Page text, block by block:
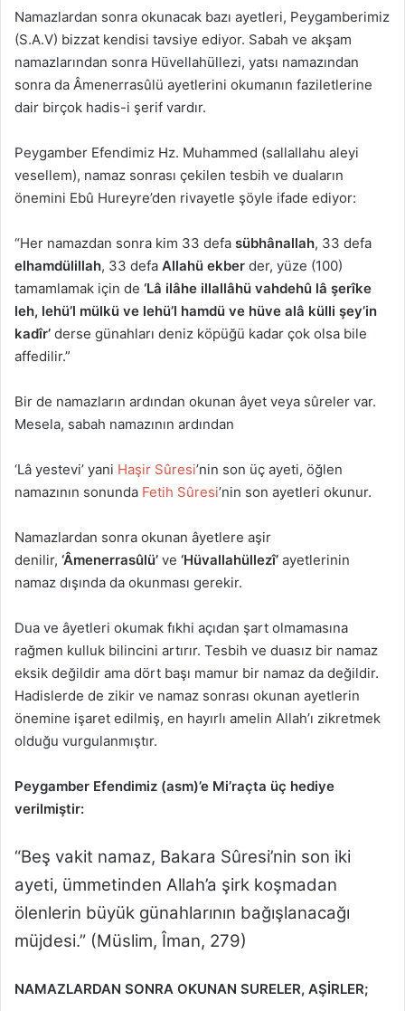
Namazlardan sonra okunacak bazı ayetleri, Peygamberimiz
(S.A.V) bizzat kendisi tavsiye ediyor. Sabah ve akşam
namazlarından sonra Hüvellahüllezi, yatsı namazından
sonra da Âmenerrasûlü ayetlerini okumanın faziletlerine
dair birçok hadis-i şerif vardır.
Peygamber Efendimiz Hz. Muhammed (sallallahu aleyi
vesellem), namaz sonrası çekilen tesbih ve duaların
önemini Ebû Hureyre’den rivayetle şöyle ifade ediyor:
“Her namazdan sonra kim 33 defa sübhânallah, 33 defa
elhamdülillah, 33 defa Allahü ekber der, yüze (100)
tamamlamak için de ‘Lâ ilâhe illallâhü vahdehû lâ şerîke
leh, lehü’l mülkü ve lehü’l hamdü ve hüve alâ külli şey’in
kadîr’ derse günahları deniz köpüğü kadar çok olsa bile
affedilir.”
Bir de namazların ardından okunan âyet veya sûreler var.
Mesela, sabah namazının ardından
‘Lâ yestevi’ yani Haşir Sûresi’nin son üç ayeti, öğlen
namazının sonunda Fetih Sûresi’nin son ayetleri okunur.
Namazlardan sonra okunan âyetlere aşir
denilir, ‘Âmenerrasûlü’ ve ‘Hüvallahüllezî’ ayetlerinin
namaz dışında da okunması gerekir.
Dua ve âyetleri okumak fıkhi açıdan şart olmamasına
rağmen kulluk bilincini artırır. Tesbih ve duasız bir namaz
eksik değildir ama dört başı mamur bir namaz da değildir.
Hadislerde de zikir ve namaz sonrası okunan ayetlerin
önemine işaret edilmiş, en hayırlı amelin Allah’ı zikretmek
olduğu vurgulanmıştır.
Peygamber Efendimiz (asm)’e Mi’raçta üç hediye
verilmiştir:
“Beş vakit namaz, Bakara Sûresi’nin son iki
ayeti, ümmetinden Allah’a şirk koşmadan
ölenlerin büyük günahlarının bağışlanacağı
müjdesi.” (Müslim, Îman, 279)
NAMAZLARDAN SONRA OKUNAN SURELER, AŞİRLER;